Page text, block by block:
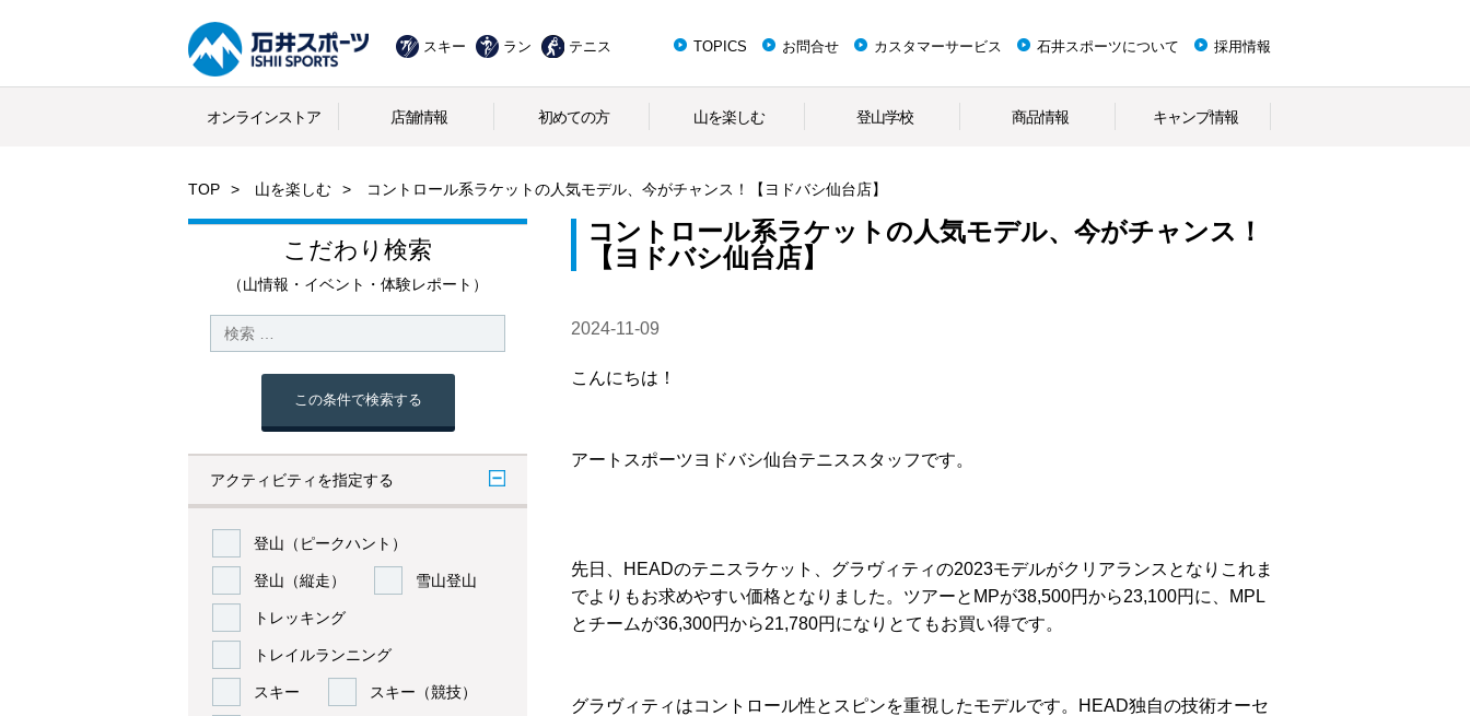
スキー ラン テニス TOPICS お問合せ カスタマーサービス 石井スポーツについて 採用情報
オンラインストア 店舗情報 初めての方 山を楽しむ 登山学校 商品情報 キャンプ情報
TOP 山を楽しむ コントロール系ラケットの人気モデル、今がチャンス！【ヨドバシ仙台店】
こだわり検索
（山情報・イベント・体験レポート）
この条件で検索する
アクティビティを指定する
登山（ピークハント）
登山（縦走） 雪山登山
トレッキング
トレイルランニング
スキー スキー（競技）
コントロール系ラケットの人気モデル、今がチャンス！
【ヨドバシ仙台店】
2024-11-09
こんにちは！
アートスポーツヨドバシ仙台テニススタッフです。
先日、HEADのテニスラケット、グラヴィティの2023モデルがクリアランスとなりこれま
でよりもお求めやすい価格となりました。ツアーとMPが38,500円から23,100円に、MPL
とチームが36,300円から21,780円になりとてもお買い得です。
グラヴィティはコントロール性とスピンを重視したモデルです。HEAD独自の技術オーセ